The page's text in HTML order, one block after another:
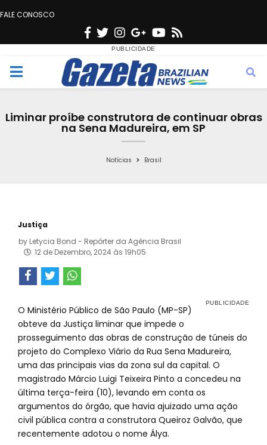
FALE CONOSCO
F
c
e
o
T
w
i
t
e
n
s
t
g
r
a
G
o
o
g
e
Y
u
t
b
s
M
Liminar proíbe construtora de continuar obras
na Sena Madureira, em SP
Notícias Brasil
Justiça
by Letycia Bond - Repórter da Agência Brasil
12 de Dezembro, 2024 às 19h05
O Ministério Público de São Paulo (MP-SP)
obteve da Justiça liminar que impede o
prosseguimento das obras de construção de túneis do
projeto do Complexo Viário da Rua Sena Madureira,
uma das principais vias da zona sul da capital. O
magistrado Márcio Luigi Teixeira Pinto a concedeu na
última terça-feira (10), levando em conta os
argumentos do órgão, que havia ajuizado uma ação
civil pública contra a construtora Queiroz Galvão, que
recentemente adotou o nome Álya.